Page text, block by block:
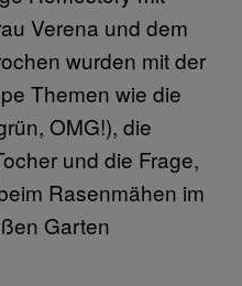
Verena und dem
wurden mit der
Themen wie die
OMG!), die
und die Frage,
Rasenmähen im
Garten